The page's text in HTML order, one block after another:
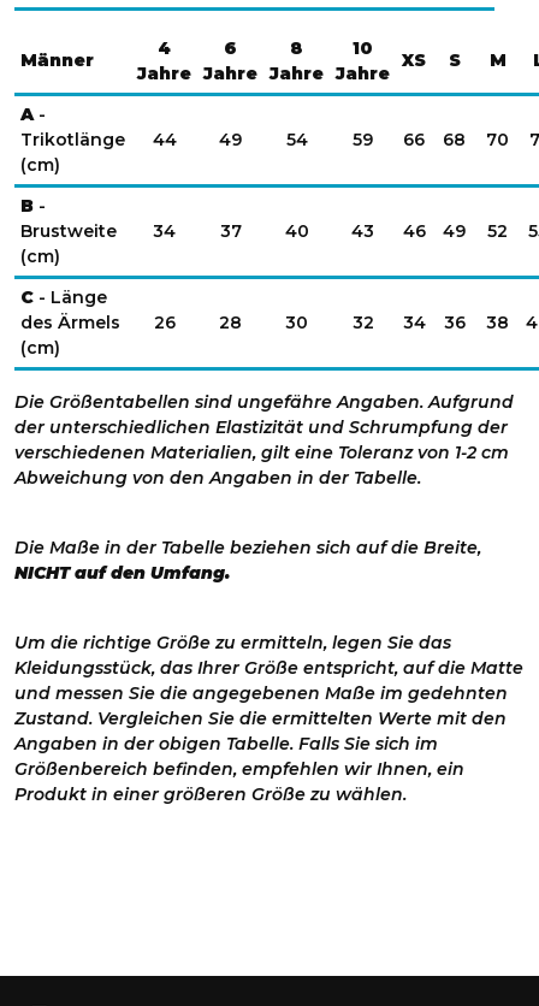
Männer
4
Jahre
6
Jahre
8
Jahre
10
Jahre
XS S M
A-
Trikotlänge
(cm)
44 49 54 59 66 68 70
B -
Brustweite
(cm)
34 37 40 43 46 49 52
C - Länge
des Ärmels
(cm)
26 28 30 32 34 36 38
Die Größentabellen sind ungefähre Angaben. Aufgrund
der unterschiedlichen Elastizität und Schrumpfung der
verschiedenen Materialien, gilt eine Toleranz von 1-2 cm
Abweichung von den Angaben in der Tabelle.
Die Maße in der Tabelle beziehen sich auf die Breite,
NICHT auf den Umfang.
Um die richtige Größe zu ermitteln, legen Sie das
Kleidungsstück, das Ihrer Größe entspricht, auf die Matte
und messen Sie die angegebenen Maße im gedehnten
Zustand. Vergleichen Sie die ermittelten Werte mit den
Angaben in der obigen Tabelle. Falls Sie sich im
Größenbereich befinden, empfehlen wir Ihnen, ein
Produkt in einer größeren Größe zu wählen.